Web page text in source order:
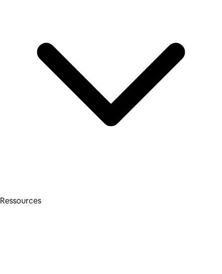
Ressources